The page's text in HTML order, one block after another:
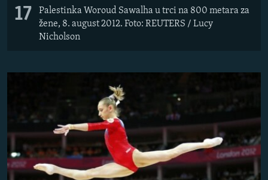
17
Palestinka Woroud Sawalha u trci na 800 metara za
žene, 8. august 2012. Foto: REUTERS / Lucy
Nicholson